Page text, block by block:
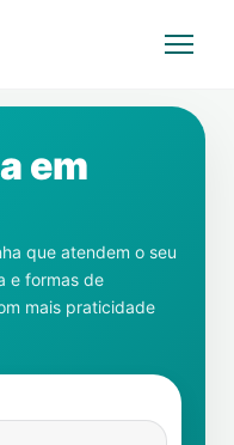
em
que atendem o seu
e formas de
mais praticidade